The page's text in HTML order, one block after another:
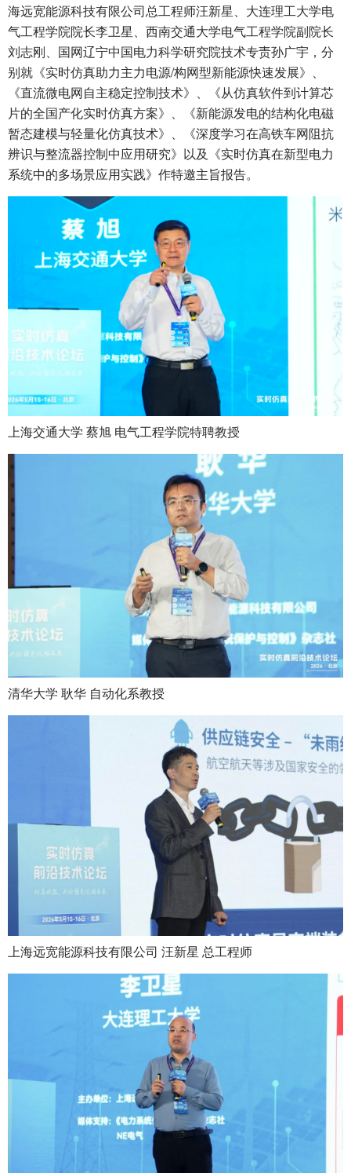
海远宽能源科技有限公司总工程师汪新星、大连理工大学电
气工程学院院长李卫星、西南交通大学电气工程学院副院长
刘志刚、国网辽宁中国电力科学研究院技术专责孙广宇，分
别就《实时仿真助力主力电源/构网型新能源快速发展》、
《直流微电网自主稳定控制技术》、《从仿真软件到计算芯
片的全国产化实时仿真方案》、《新能源发电的结构化电磁
暂态建模与轻量化仿真技术》、《深度学习在高铁车网阻抗
辨识与整流器控制中应用研究》以及《实时仿真在新型电力
系统中的多场景应用实践》作特邀主旨报告。
上海交通大学 蔡旭 电气工程学院特聘教授
清华大学 耿华 自动化系教授
上海远宽能源科技有限公司 汪新星 总工程师